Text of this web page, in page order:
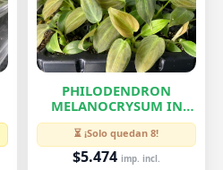
PHILODENDRON
MELANOCRYSUM IN
VITRO
⏳ ¡Solo quedan 8!
$5.474 imp. incl.